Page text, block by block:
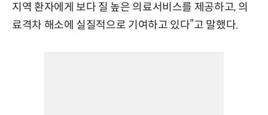
지역 환자에게 보다 질 높은 의료서비스를 제공하고, 의
료격차 해소에 실질적으로 기여하고 있다”고 말했다.